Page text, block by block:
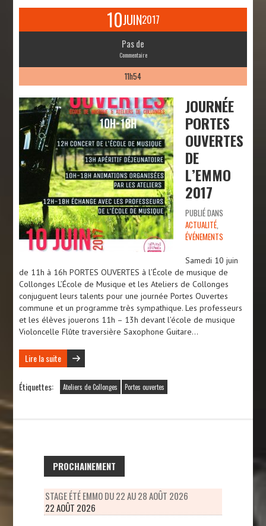
10JUIN2017
Pas de
Commentaire
11h54
JOURNÉE
PORTES
OUVERTES
DE
L’EMMO
2017
PUBLIÉ DANS
ACTUALITÉ
ÉVÉNEMENTS
Samedi 10 juin
de 11h à 16h PORTES OUVERTES à l’École de musique de
Collonges L’École de Musique et les Ateliers de Collonges
conjuguent leurs talents pour une journée Portes Ouvertes
commune et un programme très sympathique. Les professeurs
et les élèves jouerons 11h – 13h devant l’école de musique
Violoncelle Flûte traversière Saxophone Guitare…
Lire la suite
Étiquettes: Ateliers de Collonges Portes ouvertes
PROCHAINEMENT
STAGE ÉTÉ EMMO DU 22 AU 28 AOÛT 2026
22 AOÛT 2026